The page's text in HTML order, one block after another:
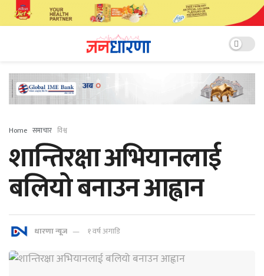
Home समाचार विश्व
शान्तिरक्षा अभियानलाई
बलियो बनाउन आह्वान
धारणा न्यूज १ वर्ष अगाडि